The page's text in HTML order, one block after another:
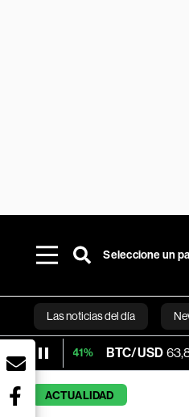
Seleccione un
Las noticias del día
BTC/USD 63,834.70
ACTUALIDAD